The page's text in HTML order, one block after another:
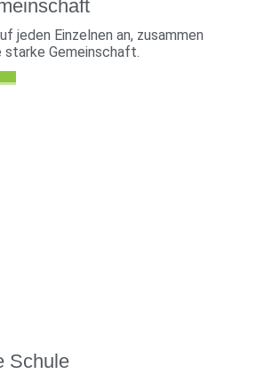
jeden Einzelnen an, zusammen
starke Gemeinschaft.
Schule